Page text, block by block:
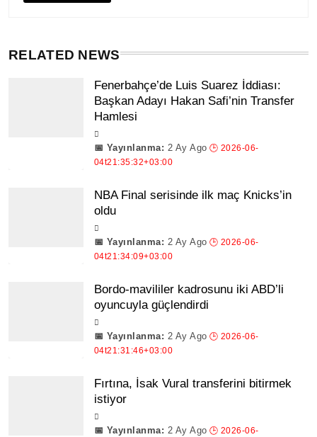
RELATED NEWS
Fenerbahçe’de Luis Suarez İddiası:
Başkan Adayı Hakan Safi’nin Transfer
Hamlesi
2 Ay Ago
NBA Final serisinde ilk maç Knicks’in
oldu
2 Ay Ago
Bordo-mavililer kadrosunu iki ABD’li
oyuncuyla güçlendirdi
2 Ay Ago
Fırtına, İsak Vural transferini bitirmek
istiyor
2 Ay Ago